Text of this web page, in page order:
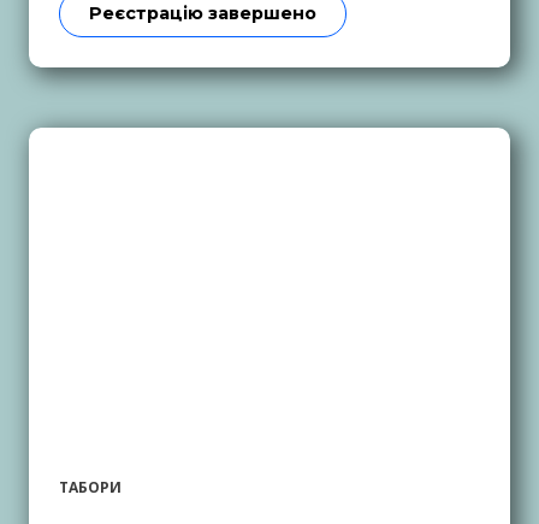
Реєстрацію завершено
ТАБОРИ